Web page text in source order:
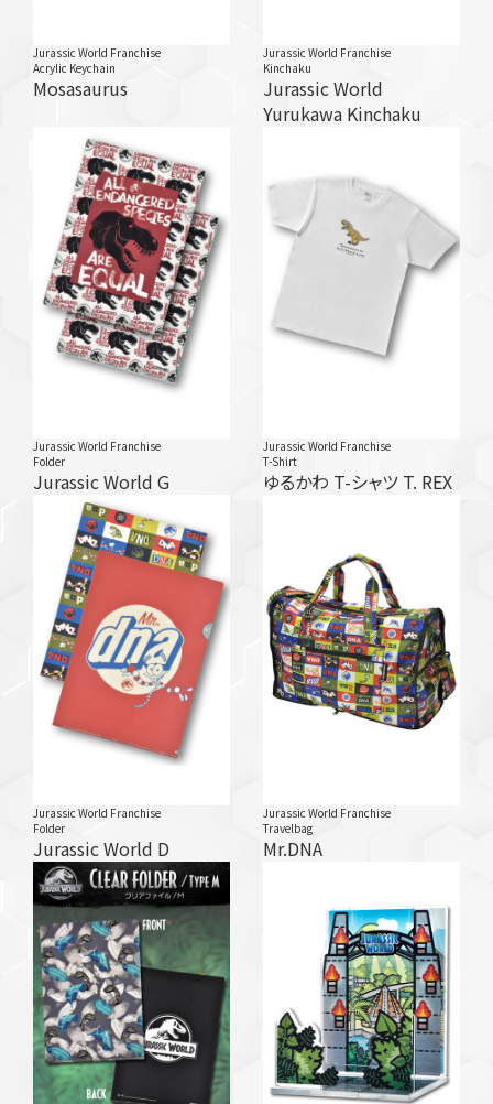
Jurassic World Franchise
Acrylic Keychain
Mosasaurus
Jurassic World Franchise
Kinchaku
Jurassic World
Yurukawa Kinchaku
Jurassic World Franchise
Folder
Jurassic World G
Jurassic World Franchise
T-Shirt
ゆるかわ T-シャツ T. REX
Jurassic World Franchise
Folder
Jurassic World D
Jurassic World Franchise
Travelbag
Mr.DNA